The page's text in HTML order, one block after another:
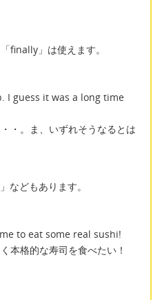
finally」は使えます。
I guess it was a long time
・。ま、いずれそうなるとは
などもあります。
to eat some real sushi!
本格的な寿司を食べたい！